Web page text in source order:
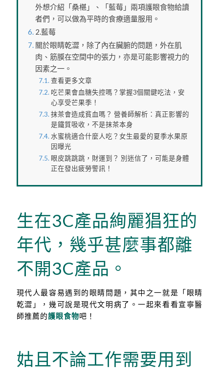
外想介紹「桑椹」、「藍莓」兩項護眼食物給讀
者們，可以做為平時的食療適量服用。
2.藍莓
關於眼睛乾澀，除了內在臟腑的問題，外在肌
肉、筋膜在空間中的張力，亦是可能影響視力的
因素之一。
查看更多文章
吃芒果會血糖失控嗎？掌握3個關鍵吃法，安
心享受芒果季！
抹茶會造成貧血嗎？ 營養師解析：真正影響的
是鐵質吸收，不是抹茶本身
水蜜桃適合什麼人吃？女生最愛的夏季水果原
因曝光
眼皮跳跳跳，財運到？ 別迷信了，可能是身體
正在發出疲勞警訊！
生在3C產品絢麗猖狂的
年代，幾乎甚麼事都離
不開3C產品。
現代人最容易遇到的眼睛問題，其中之一就是「眼睛
乾澀」，幾可說是現代文明病了。一起來看看宣寧醫
師推薦的護眼食物吧！
姑且不論工作需要用到